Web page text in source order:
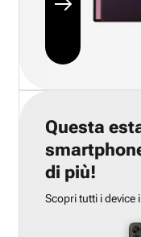
Questa
di più!
Scopri tutti i device